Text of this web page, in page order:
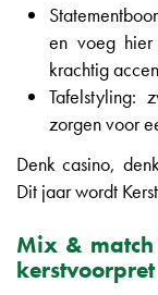
en voeg
krachtig
Tafelstyling:
zorgen voor
Denk casino,
Dit jaar wordt
Mix &
kerstvoorpret